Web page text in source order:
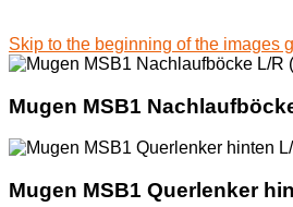
Skip to the beginning of the images
Mugen MSB1
Mugen MSB1 Querlenker